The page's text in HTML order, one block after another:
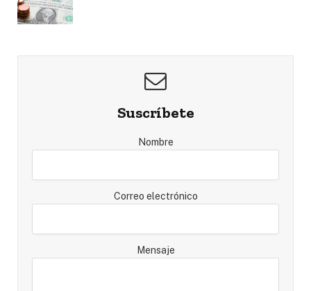
Suscríbete
Nombre
Correo electrónico
Mensaje